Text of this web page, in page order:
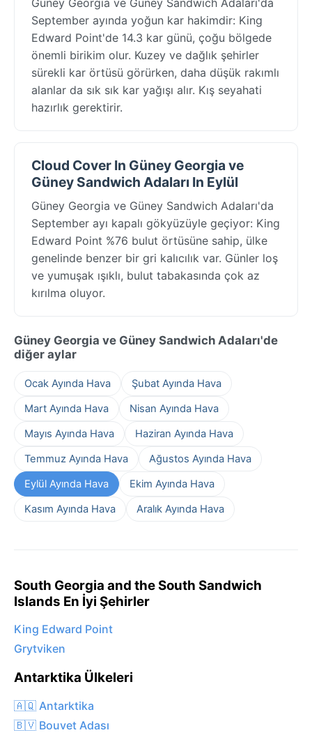
September ayında yoğun kar hakimdir: King
Edward Point'de 14.3 kar günü, çoğu bölgede
önemli birikim olur. Kuzey ve dağlık şehirler
sürekli kar örtüsü görürken, daha düşük rakımlı
alanlar da sık sık kar yağışı alır. Kış seyahati
hazırlık gerektirir.
Cloud Cover In Güney Georgia ve
Güney Sandwich Adaları In Eylül
Güney Georgia ve Güney Sandwich Adaları'da
September ayı kapalı gökyüzüyle geçiyor: King
Edward Point %76 bulut örtüsüne sahip, ülke
genelinde benzer bir gri kalıcılık var. Günler loş
ve yumuşak ışıklı, bulut tabakasında çok az
kırılma oluyor.
Güney Georgia ve Güney Sandwich Adaları'de
diğer aylar
Ocak Ayında Hava
Şubat Ayında Hava
Mart Ayında Hava
Nisan Ayında Hava
Mayıs Ayında Hava
Haziran Ayında Hava
Temmuz Ayında Hava
Ağustos Ayında Hava
Eylül Ayında Hava
Ekim Ayında Hava
Kasım Ayında Hava
Aralık Ayında Hava
South Georgia and the South Sandwich
Islands En İyi Şehirler
King Edward Point
Grytviken
Antarktika Ülkeleri
🇦🇶 Antarktika
🇧🇻 Bouvet Adası